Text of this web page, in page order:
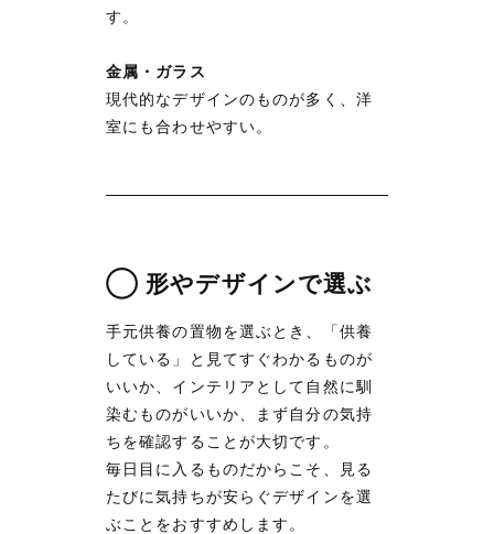
す。
金属・ガラス
現代的なデザインのものが多く、洋
室にも合わせやすい。
◯ 形やデザインで選ぶ
手元供養の置物を選ぶとき、「供養
している」と見てすぐわかるものが
いいか、インテリアとして自然に馴
染むものがいいか、まず自分の気持
ちを確認することが大切です。
毎日目に入るものだからこそ、見る
たびに気持ちが安らぐデザインを選
ぶことをおすすめします。